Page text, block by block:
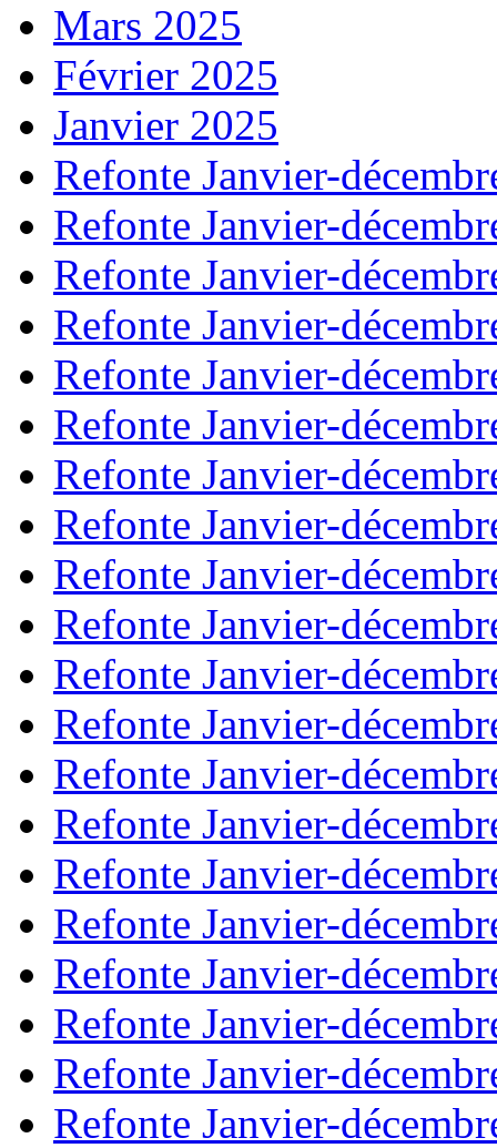
Mars 2025
Février 2025
Janvier 2025
Refonte Janvier-
Refonte Janvier-
Refonte Janvier-
Refonte Janvier-
Refonte Janvier-
Refonte Janvier-
Refonte Janvier-
Refonte Janvier-
Refonte Janvier-
Refonte Janvier-
Refonte Janvier-
Refonte Janvier-
Refonte Janvier-
Refonte Janvier-
Refonte Janvier-
Refonte Janvier-
Refonte Janvier-
Refonte Janvier-
Refonte Janvier-
Refonte Janvier-